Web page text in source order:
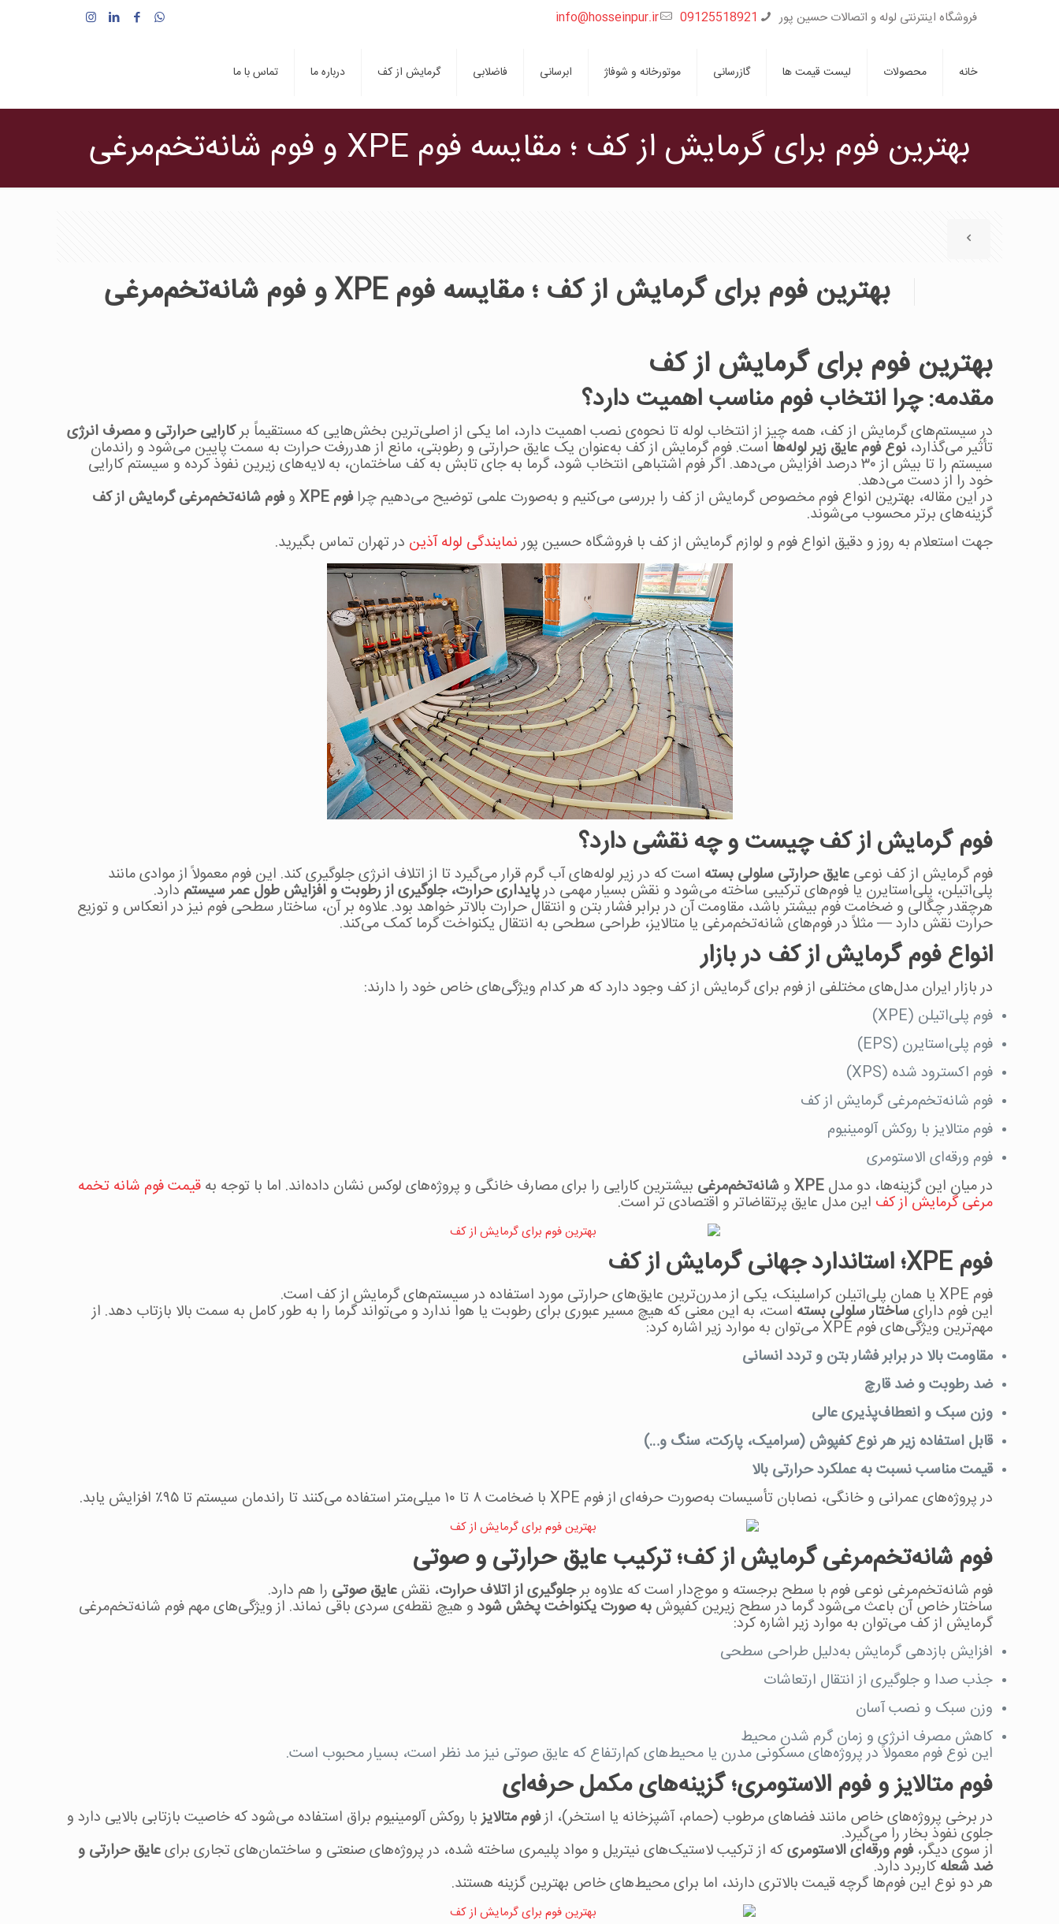
فروشگاه اینترنتی لوله و اتصالات حسین پور 09125518921
info@hosseinpur.ir
خانه محصولات لیست قیمت ها گازرسانی موتورخانه و شوفاژ ابرسانی فاضلابی گرمایش از کف درباره ما تماس با ما
بهترین فوم برای گرمایش از کف ؛ مقایسه فوم XPE و فوم شانه‌تخم‌مرغی
بهترین فوم برای گرمایش از کف ؛ مقایسه فوم XPE و فوم شانه‌تخم‌مرغی
بهترین فوم برای گرمایش از کف
مقدمه: چرا انتخاب فوم مناسب اهمیت دارد؟
در سیستم‌های گرمایش از کف، همه چیز از انتخاب لوله تا نحوه‌ی نصب اهمیت دارد، اما یکی از اصلی‌ترین بخش‌هایی که مستقیماً برکارایی حرارتی و مصرف انرژی
تأثیر می‌گذارد، نوع فوم عایق زیر لوله‌ها است. فوم گرمایش از کف به‌عنوان یک عایق حرارتی و رطوبتی، مانع از هدررفت حرارت به سمت پایین می‌شود و راندمان
سیستم را تا بیش از ۳۰ درصد افزایش می‌دهد. اگر فوم اشتباهی انتخاب شود، گرما به جای تابش به کف ساختمان، به لایه‌های زیرین نفوذ کرده و سیستم کارایی
خود را از دست می‌دهد.
در این مقاله، بهترین انواع فوم مخصوص گرمایش از کف را بررسی می‌کنیم و به‌صورت علمی توضیح می‌دهیم چرافوم XPE وفوم شانه‌تخم‌مرغی گرمایش از کف
گزینه‌های برتر محسوب می‌شوند.
جهت استعلام به روز و دقیق انواع فوم و لوازم گرمایش از کف با فروشگاه حسین پورنمایندگی لوله آذین در تهران تماس بگیرید.
فوم گرمایش از کف چیست و چه نقشی دارد؟
فوم گرمایش از کف نوعی عایق حرارتی سلولی بسته است که در زیر لوله‌های آب گرم قرار می‌گیرد تا از اتلاف انرژی جلوگیری کند. این فوم معمولاً از موادی مانند
پلی‌اتیلن، پلی‌استایرن یا فوم‌های ترکیبی ساخته می‌شود و نقش بسیار مهمی درپایداری حرارت، جلوگیری از رطوبت و افزایش طول عمر سیستم دارد.
هرچقدر چگالی و ضخامت فوم بیشتر باشد، مقاومت آن در برابر فشار بتن و انتقال حرارت بالاتر خواهد بود. علاوه بر آن، ساختار سطحی فوم نیز در انعکاس و توزیع
حرارت نقش دارد — مثلاً در فوم‌های شانه‌تخم‌مرغی یا متالایز، طراحی سطحی به انتقال یکنواخت گرما کمک می‌کند.
انواع فوم گرمایش از کف در بازار
در بازار ایران مدل‌های مختلفی از فوم برای گرمایش از کف وجود دارد که هر کدام ویژگی‌های خاص خود را دارند:
فوم پلی‌اتیلن (XPE)
فوم پلی‌استایرن (EPS)
فوم اکسترود شده (XPS)
فوم شانه‌تخم‌مرغی گرمایش از کف
فوم متالایز با روکش آلومینیوم
فوم ورقه‌ای الاستومری
در میان این گزینه‌ها، دو مدل XPE وشانه‌تخم‌مرغی بیشترین کارایی را برای مصارف خانگی و پروژه‌های لوکس نشان داده‌اند. اما با توجه به قیمت فوم شانه تخمه
مرغی گرمایش از کف این مدل عایق پرتقاضاتر و اقتصادی تر است.
فوم XPE؛ استاندارد جهانی گرمایش از کف
فوم XPE یا همان پلی‌اتیلن کراسلینک، یکی از مدرن‌ترین عایق‌های حرارتی مورد استفاده در سیستم‌های گرمایش از کف است.
این فوم دارایساختار سلولی بسته است، به این معنی که هیچ مسیر عبوری برای رطوبت یا هوا ندارد و می‌تواند گرما را به طور کامل به سمت بالا بازتاب دهد. از
مهم‌ترین ویژگی‌های فوم XPE می‌توان به موارد زیر اشاره کرد:
مقاومت بالا در برابر فشار بتن و تردد انسانی
ضد رطوبت و ضد قارچ
وزن سبک و انعطاف‌پذیری عالی
قابل استفاده زیر هر نوع کفپوش (سرامیک، پارکت، سنگ و…)
قیمت مناسب نسبت به عملکرد حرارتی بالا
در پروژه‌های عمرانی و خانگی، نصابان تأسیسات به‌صورت حرفه‌ای از فوم XPE با ضخامت ۸ تا ۱۰ میلی‌متر استفاده می‌کنند تا راندمان سیستم تا ۹۵٪ افزایش یابد.
فوم شانه‌تخم‌مرغی گرمایش از کف؛ ترکیب عایق حرارتی و صوتی
فوم شانه‌تخم‌مرغی نوعی فوم با سطح برجسته و موج‌دار است که علاوه برجلوگیری از اتلاف حرارت، نقش عایق صوتی را هم دارد.
ساختار خاص آن باعث می‌شود گرما در سطح زیرین کفپوش به صورت یکنواخت پخش شود و هیچ نقطه‌ی سردی باقی نماند. از ویژگی‌های مهم فوم شانه‌تخم‌مرغی
گرمایش از کف می‌توان به موارد زیر اشاره کرد:
افزایش بازدهی گرمایش به‌دلیل طراحی سطحی
جذب صدا و جلوگیری از انتقال ارتعاشات
وزن سبک و نصب آسان
کاهش مصرف انرژی و زمان گرم شدن محیط
این نوع فوم معمولاً در پروژه‌های مسکونی مدرن یا محیط‌های کم‌ارتفاع که عایق صوتی نیز مد نظر است، بسیار محبوب است.
فوم متالایز و فوم الاستومری؛ گزینه‌های مکمل حرفه‌ای
در برخی پروژه‌های خاص مانند فضاهای مرطوب (حمام، آشپزخانه یا استخر)، ازفوم متالایزبا روکش آلومینیوم براق استفاده می‌شود که خاصیت بازتابی بالایی دارد و
جلوی نفوذ بخار را می‌گیرد.
از سوی دیگر،فوم ورقه‌ای الاستومریکه از ترکیب لاستیک‌های نیتریل و مواد پلیمری ساخته شده، در پروژه‌های صنعتی و ساختمان‌های تجاری برایعایق حرارتی و
ضد شعله کاربرد دارد.
هر دو نوع این فوم‌ها گرچه قیمت بالاتری دارند، اما برای محیط‌های خاص بهترین گزینه هستند.